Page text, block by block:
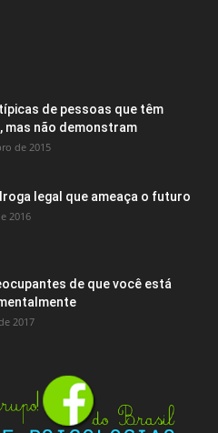
de pessoas que têm
mas não demonstram
de 2015
legal que ameaça o futuro
2016
de que você está
2017